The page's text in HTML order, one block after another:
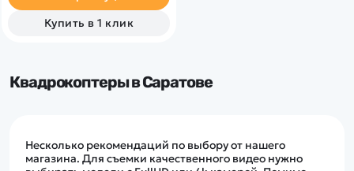
Модель складная.
Аккумулятор на 3100 мАч.
Купить в 1 клик
Квадрокоптеры в Саратове
Несколько рекомендаций по выбору от нашего
магазина. Для съемки качественного видео нужно